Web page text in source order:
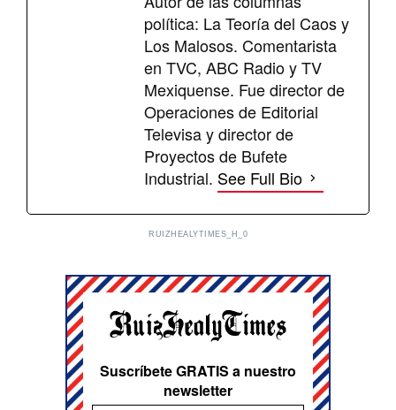
política: La Teoría del Caos y
Los Malosos. Comentarista
en TVC, ABC Radio y TV
Mexiquense. Fue director de
Operaciones de Editorial
Televisa y director de
Proyectos de Bufete
Industrial. See Full Bio
RUIZHEALYTIMES_H_0
Suscríbete GRATIS a nuestro
newsletter